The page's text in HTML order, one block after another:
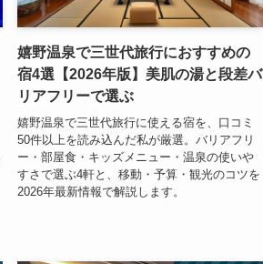
嬉野温泉で三世代旅行におすすめの
宿4選【2026年版】美肌の湯と段差バ
リアフリーで選ぶ
嬉野温泉で三世代旅行に使える宿を、口コミ
50件以上を読み込んだ私が厳選。バリアフリ
ー・部屋食・キッズメニュー・温泉の使いや
すさで選ぶ4軒と、移動・予算・観光のコツを
2026年最新情報で解説します。